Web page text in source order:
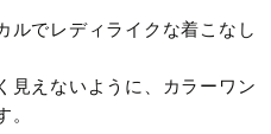
ルでレディライクな着こなし
見えないように、カラーワン